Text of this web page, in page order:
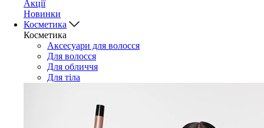
Акції
Новинки
Косметика
Косметика
Аксесуари для волосся
Для волосся
Для обличчя
Для тіла